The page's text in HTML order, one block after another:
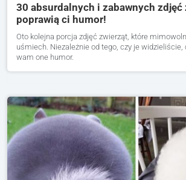
30 absurdalnych i zabawnych zdjęć
poprawią ci humor!
Oto kolejna porcja zdjęć zwierząt, które
uśmiech. Niezależnie od tego, czy je widzieliście,
wam one humor.